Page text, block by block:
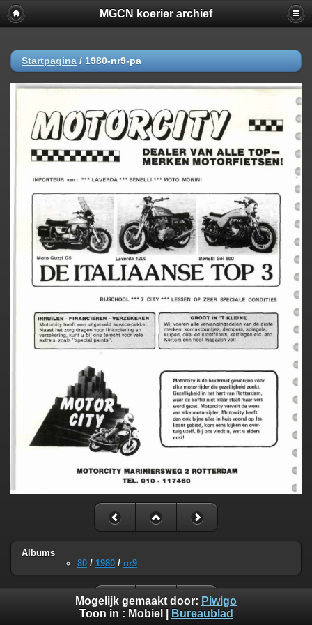
MGCN koerier archief
Startpagina / 1980-nr9-pa
Albums
80 / 1980 / nr9
Mogelijk gemaakt door: Piwigo
Toon in : Mobiel Bureaublad